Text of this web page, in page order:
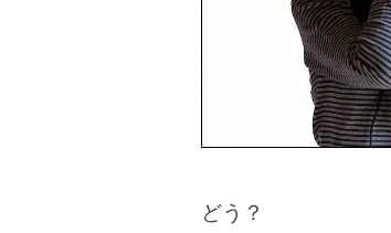
どう？